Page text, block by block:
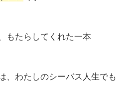
もたらしてくれた一本
、わたしのシーバス人生でも